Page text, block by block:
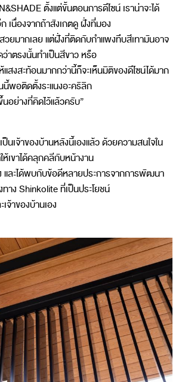
ตั้งแต่ขั้นตอนการดีไซน์ เราน่าจะได้
เนื่องจากถ้าสังเกตดู ฝั่งที่มอง
สวยมากเลย แต่ฝั่งที่ติดกับกำแพงทึบสีเทามันอาจ
าตรงนั้นทำเป็นสีขาว หรือ
แสงสะท้อนมากกว่านี้ก็จะเห็นมิติของดีไซน์ได้มาก
นี้พอติดตั้งระแนงอะคริลิก
อย่างที่คิดไว้แล้วครับ”
นเจ้าของบ้านหลังนี้เองแล้ว ด้วยความสนใจใน
เขาได้คลุกคลีกับหน้างาน
และได้พบกับข้อดีหลายประการจากการพัฒนา
าง Shinkolite ที่เป็นประโยชน์
จ้าของบ้านเอง